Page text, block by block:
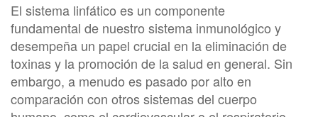
El sistema linfático es un componente
fundamental de nuestro sistema inmunológico y
desempeña un papel crucial en la eliminación de
toxinas y la promoción de la salud en general. Sin
embargo, a menudo es pasado por alto en
comparación con otros sistemas del cuerpo